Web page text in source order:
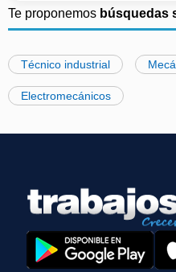
Te proponemos búsquedas
Técnico industrial
Electromecánicos